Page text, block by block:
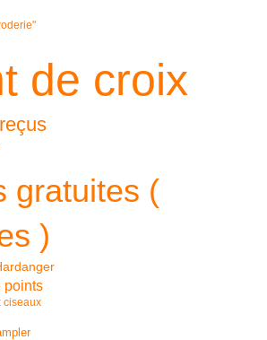
de croix
gratuites (
)
points
ciseaux